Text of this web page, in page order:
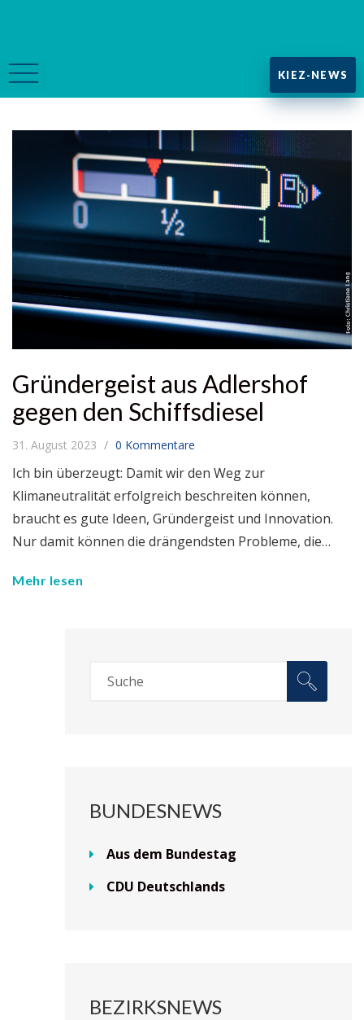
KIEZ-NEWS
Gründergeist aus Adlershof
gegen den Schiffsdiesel
31. August 2023 0 Kommentare
Ich bin überzeugt: Damit wir den Weg zur
Klimaneutralität erfolgreich beschreiten können,
braucht es gute Ideen, Gründergeist und Innovation.
Nur damit können die drängendsten Probleme, die…
Mehr lesen
BUNDESNEWS
Aus dem Bundestag
CDU Deutschlands
BEZIRKSNEWS